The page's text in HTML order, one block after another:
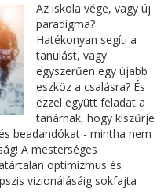
Az iskola vége, vagy új
paradigma?
Hatékonyan segíti a
tanulást, vagy
egyszerűen egy újabb
eszköz a csalásra? És
ezzel együtt feladat a
tanárnak, hogy kiszűrje
beadandókat - mintha nem
A mesterséges
optimizmus és
vizionálásáig sokfajta